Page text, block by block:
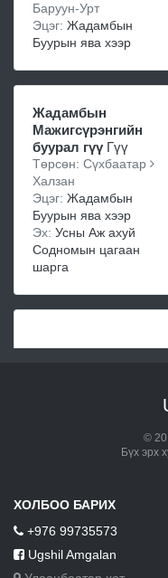
Баруун-Урт
Эцэг: Жадамбын
Буурын ява хээр
Жадамбын
Мажигсүрэнгийн
буурал гүү Гүү
Төрсөн: Сүхбаатар
Халзан
Эцэг: Жадамбын
Буурын ява хээр
Эх: Усны Аж ахуй
Содномын цагаан
шарга
©
Бүх эрх
ХОЛБОО БАРИХ
+976 99735573
Ugshil Amgalan